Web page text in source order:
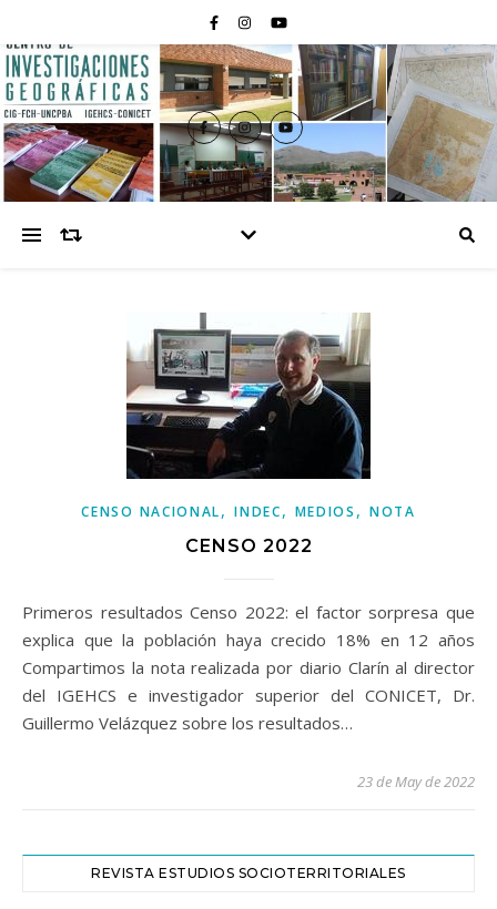
CENSO NACIONAL,INDEC, MEDIOS , NOTA
CENSO 2022
Primeros resultados Censo 2022: el factor sorpresa que
explica que la población haya crecido 18% en 12 años
Compartimos la nota realizada por diario Clarín al director
del IGEHCS e investigador superior del CONICET, Dr.
Guillermo Velázquez sobre los resultados…
23 de May de 2022
REVISTA ESTUDIOS SOCIOTERRITORIALES